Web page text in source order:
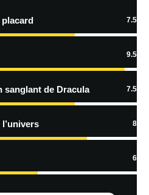
En savoir
7.5
9.5
sanglant de Dracula 7.5
8
6